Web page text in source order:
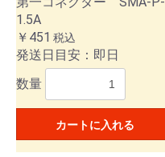
1.5A
￥451 税込
発送日目安：即日
数量
カートに入れる